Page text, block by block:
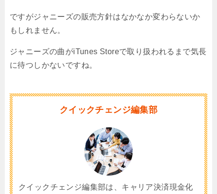
ですがジャニーズの販売方針はなかなか変わらないか
もしれません。
ジャニーズの曲がiTunes Storeで取り扱われるまで気長
に待つしかないですね。
クイックチェンジ編集部
クイックチェンジ編集部は、キャリア決済現金化